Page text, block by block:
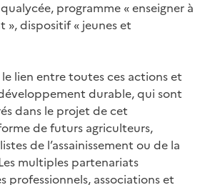
programme « enseigner à
dispositif « jeunes et
lien entre toutes ces actions et
durable, qui sont
dans le projet de cet
de futurs agriculteurs,
de l’assainissement ou de la
multiples partenariats
professionnels, associations et